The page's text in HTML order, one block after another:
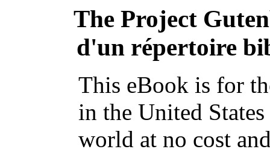
The Project
d'un répertoire
This eBook is for
in the United
world at no cost